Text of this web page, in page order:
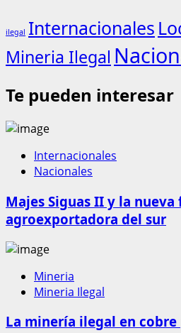
ilegal Internacionales
Mineria Ilegal
Te pueden interesar
Internacionales
Nacionales
Majes Siguas II y la
agroexportadora del sur
Mineria
Mineria Ilegal
La minería ilegal en